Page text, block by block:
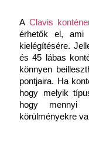
A Clavis
érhetők el, ami
kielégítésére.
és 45 lábas
könnyen
pontjaira. Ha
hogy melyik
hogy mennyi
körülményekre